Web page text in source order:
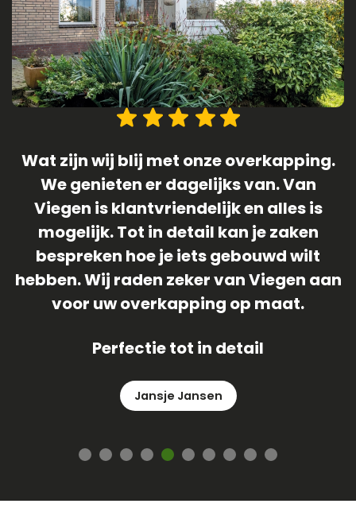
1 April 2019 (geen grap) was de datum
dat onze langverwachte schuur/
veranda geplaatst is ! Team van Viegen
heeft het gehele proces meer dan waar
gemaakt ! We zijn ontzettend blij met
komen
René